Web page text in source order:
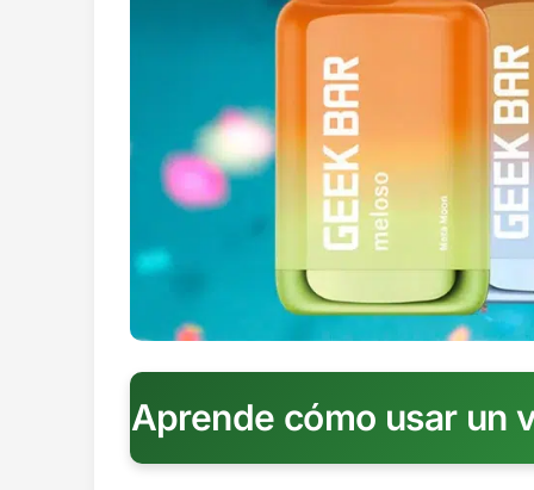
Aprende cómo usar un